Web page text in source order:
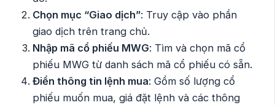
Chọn mục “Giao dịch”: Truy cập vào phần
giao dịch trên trang chủ.
Nhập mã cổ phiếu MWG: Tìm và chọn mã cổ
phiếu MWG từ danh sách mã cổ phiếu có sẵn.
Điền thông tin lệnh mua: Gồm số lượng cổ
phiếu muốn mua, giá đặt lệnh và các thông